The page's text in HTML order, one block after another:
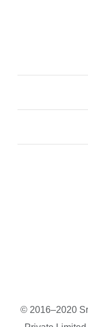
© 2016–2020